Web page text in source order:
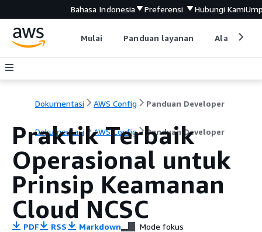
Bahasa Indonesia Preferensi Hubungi Kami
Mulai Panduan layanan Alat
Dokumentasi AWS Config Panduan Developer
Dokumentasi AWS Config Panduan Developer
Praktik Terbaik
Operasional untuk
Prinsip Keamanan
Cloud NCSC
PDF RSS Markdown Mode fokus